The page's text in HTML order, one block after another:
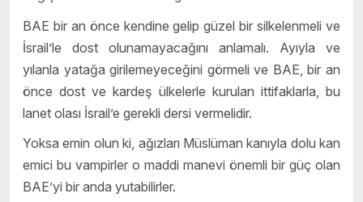
BAE bir an önce kendine gelip güzel bir silkelenmeli ve
İsrail’le dost olunamayacağını anlamalı. Ayıyla ve
yılanla yatağa girilemeyeceğini görmeli ve BAE, bir an
önce dost ve kardeş ülkelerle kurulan ittifaklarla, bu
lanet olası İsrail’e gerekli dersi vermelidir.
Yoksa emin olun ki, ağızları Müslüman kanıyla dolu kan
emici bu vampirler o maddi manevi önemli bir güç olan
BAE’yi bir anda yutabilirler.